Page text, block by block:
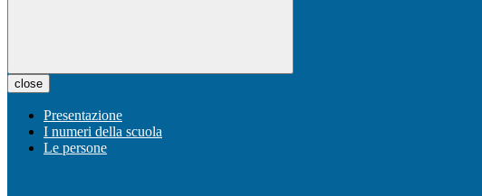
close
Presentazione
I numeri della scuola
Le persone